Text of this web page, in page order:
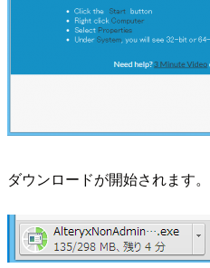
ダウンロードが開始されます。